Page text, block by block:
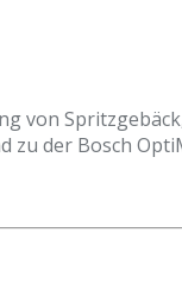
von
zu der Bosch